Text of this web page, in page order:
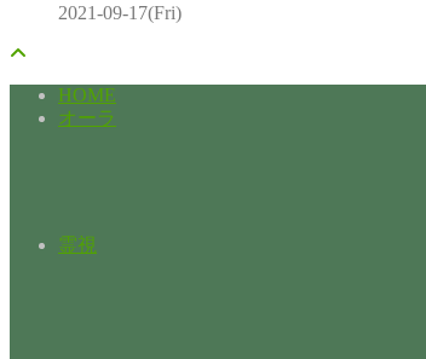
2021-09-17(Fri)
HOME
オーラ
霊視